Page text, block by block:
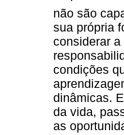
não são
sua própria
considerar
condições
dinâmicas.
da vida,
as